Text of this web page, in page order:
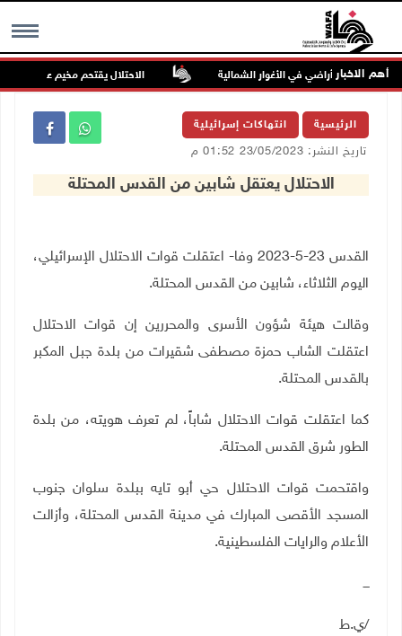
MENU أهم الاخبار
يسيّجون أراضي في الأغوار الشمالية الاحتلال يقتحم مخيم عسكر شرق
الرئيسية انتهاكات إسرائيلية
تاريخ النشر: 23/05/2023 01:52 م
الاحتلال يعتقل شابين من القدس المحتلة
القدس 23-5-2023 وفا- اعتقلت قوات الاحتلال الإسرائيلي،
اليوم الثلاثاء، شابين من القدس المحتلة.
وقالت هيئة شؤون الأسرى والمحررين إن قوات الاحتلال
اعتقلت الشاب حمزة مصطفى شقيرات من بلدة جبل المكبر
بالقدس المحتلة.
كما اعتقلت قوات الاحتلال شاباً، لم تعرف هويته، من بلدة
الطور شرق القدس المحتلة.
واقتحمت قوات الاحتلال حي أبو تايه ببلدة سلوان جنوب
المسجد الأقصى المبارك في مدينة القدس المحتلة، وأزالت
الأعلام والرايات الفلسطينية.
ـــ
/ي.ط